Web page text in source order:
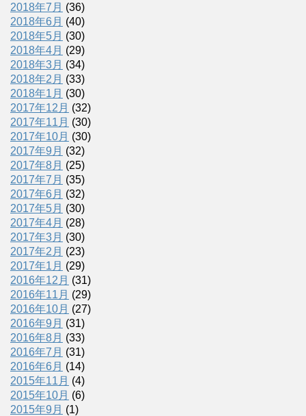
2018年7月 (36)
2018年6月 (40)
2018年5月 (30)
2018年4月 (29)
2018年3月 (34)
2018年2月 (33)
2018年1月 (30)
2017年12月 (32)
2017年11月 (30)
2017年10月 (30)
2017年9月 (32)
2017年8月 (25)
2017年7月 (35)
2017年6月 (32)
2017年5月 (30)
2017年4月 (28)
2017年3月 (30)
2017年2月 (23)
2017年1月 (29)
2016年12月 (31)
2016年11月 (29)
2016年10月 (27)
2016年9月 (31)
2016年8月 (33)
2016年7月 (31)
2016年6月 (14)
2015年11月 (4)
2015年10月 (6)
2015年9月 (1)